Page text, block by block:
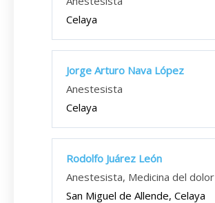
Celaya
Jorge Arturo Nava López
Anestesista
Celaya
Rodolfo Juárez León
Anestesista, Medicina del dolor
San Miguel de Allende, Celaya